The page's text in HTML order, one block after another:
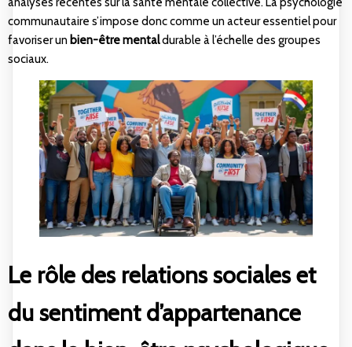
communautaire s’impose donc comme un acteur essentiel pour
favoriser un bien-être mentaldurable à l’échelle des groupes
sociaux.
Le rôle des relations sociales et
du sentiment d’appartenance